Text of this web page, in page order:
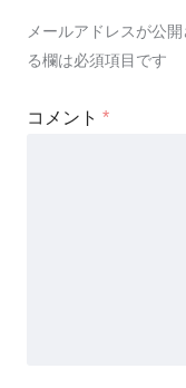
メールアドレスが公
る欄は必須項目です
コメント *